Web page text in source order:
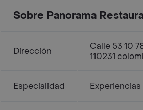
Sobre Panorama
Dirección
Calle 53 10
110231
Especialidad